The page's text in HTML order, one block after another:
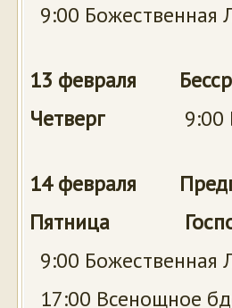
9:00 Божественная
13 февраля Бесср.
Четверг9:00
14 февраля
Пятница
9:00 Божественная
17:00 Всенощное